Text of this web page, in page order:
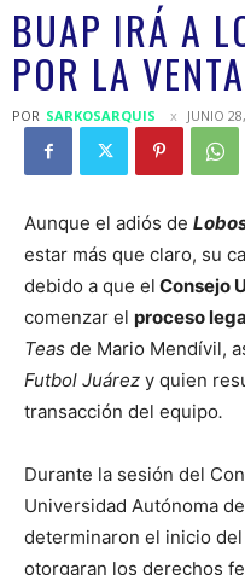
BUAP IRÁ A
POR LA
POR SARKOSARQUIS JUNIO
Aunque el adiós de
estar más que claro, su
debido a que el Consejo
comenzar el proceso
Teas de Mario Mendívil,
Futbol Juárez y quien
transacción del equipo.
Durante la sesión del
Universidad Autónoma
determinaron el inicio
otorgaran los derechos